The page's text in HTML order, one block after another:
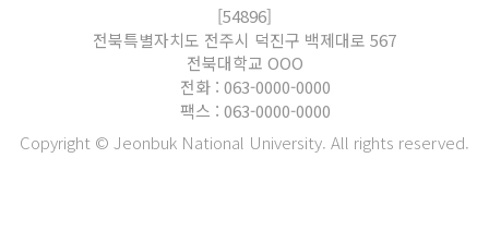
[54896]
전북특별자치도 전주시 덕진구 백제대로 567
전북대학교 OOO
전화 : 063-0000-0000
팩스 : 063-0000-0000
Copyright © Jeonbuk National University. All rights reserved.